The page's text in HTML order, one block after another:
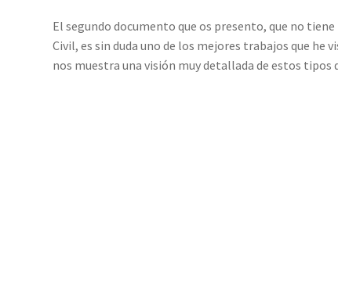
El segundo documento que os presento, que no
Civil, es sin duda uno de los mejores trabajos que he
nos muestra una visión muy detallada de estos tipos